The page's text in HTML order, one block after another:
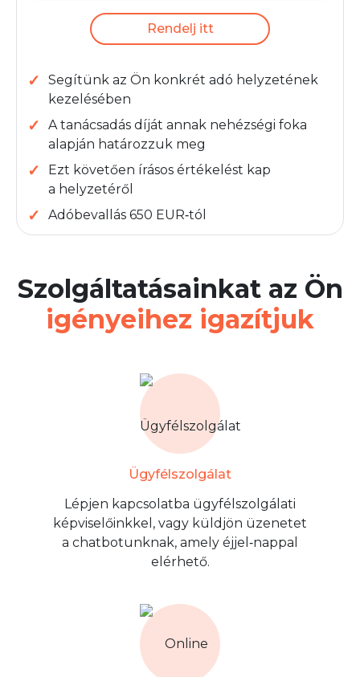
Rendelj itt
Segítünk az Ön konkrét adó helyzetének
kezelésében
A tanácsadás díját annak nehézségi foka
alapján határozzuk meg
Ezt követően írásos értékelést kap
a helyzetéről
Adóbevallás 650 EUR‑tól
Szolgáltatásainkat az Ön
igényeihez igazítjuk
Ügyfélszolgálat
Lépjen kapcsolatba ügyfélszolgálati
képviselőinkkel, vagy küldjön üzenetet
a chatbotunknak, amely éjjel‑nappal
elérhető.